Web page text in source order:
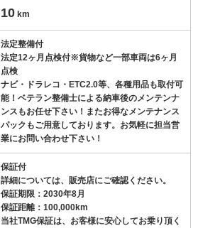
10 km
法定整備付
法定12ヶ月点検付※貨物など一部車両は6ヶ月
点検
ナビ・ドラレコ・ETC2.0等、各種用品も取付可
能！ベテラン整備士による納車後のメンテンナ
ンスもお任せ下さい！またお得なメンテナンス
パックもご用意しております。お気軽に担当営
業にお問い合わせ下さい！
保証付
詳細については、販売店にご確認ください。
保証期限：2030年8月
保証距離：100,000km
当社TMG保証は、お客様に安心してお乗り頂く